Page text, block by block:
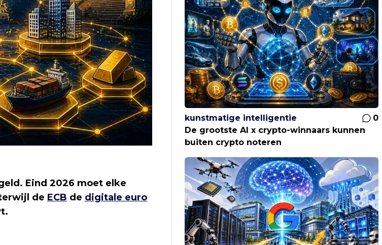
Eind 2026 moet elke
de ECB de digitale euro
kunstmatige intelligentie
0
De grootste AI x crypto-winnaars kunnen
buiten crypto noteren